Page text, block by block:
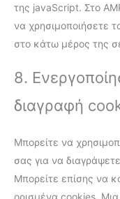
της javaScript. Στο
να χρησιμοποιήσετε
στο κάτω μέρος της
8.
διαγραφή
Μπορείτε να
σας για να
Μπορείτε επίσης να